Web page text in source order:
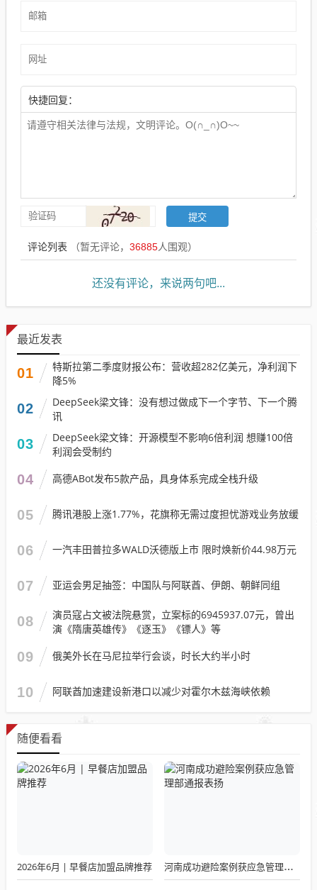
快捷回复：
评论列表 （暂无评论， 36885人围观）
还没有评论，来说两句吧...
最近发表
01
特斯拉第二季度财报公布：营收超282亿美元，净利润下
降5%
02
DeepSeek梁文锋：没有想过做成下一个字节、下一个腾
讯
03
DeepSeek梁文锋：开源模型不影响6倍利润 想赚100倍
利润会受制约
04 高德ABot发布5款产品，具身体系完成全栈升级
05 腾讯港股上涨1.77%，花旗称无需过度担忧游戏业务放缓
06 一汽丰田普拉多WALD沃德版上市 限时焕新价44.98万元
07 亚运会男足抽签：中国队与阿联酋、伊朗、朝鲜同组
08
演员寇占文被法院悬赏，立案标的6945937.07元，曾出
演《隋唐英雄传》《逐玉》《镖人》等
09 俄美外长在马尼拉举行会谈，时长大约半小时
10 阿联酋加速建设新港口以减少对霍尔木兹海峡依赖
随便看看
2026年6月 | 早餐店加盟品牌推荐 河南成功避险案例获应急管理部通报表扬